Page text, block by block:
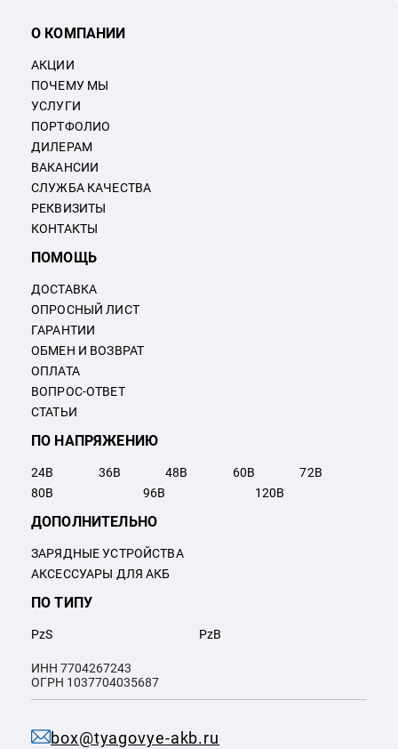
box@tyagovye-akb.ru
О КОМПАНИИ
АКЦИИ
ПОЧЕМУ МЫ
УСЛУГИ
ПОРТФОЛИО
ДИЛЕРАМ
ВАКАНСИИ
СЛУЖБА КАЧЕСТВА
РЕКВИЗИТЫ
КОНТАКТЫ
ПОМОЩЬ
ДОСТАВКА
ОПРОСНЫЙ ЛИСТ
ГАРАНТИИ
ОБМЕН И ВОЗВРАТ
ОПЛАТА
ВОПРОС-ОТВЕТ
СТАТЬИ
ПО НАПРЯЖЕНИЮ
24В 36В 48В 60В 72В
80В 96В 120В
ПО ТИПУ
PzS PzB
ДОПОЛНИТЕЛЬНО
ЗАРЯДНЫЕ УСТРОЙСТВА
АКСЕССУАРЫ ДЛЯ АКБ
ИНН 7704267243
ОГРН 1037704035687